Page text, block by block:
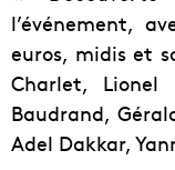
l’événement,
euros, midis et
Charlet, Lionel
Baudrand,
Adel Dakkar,